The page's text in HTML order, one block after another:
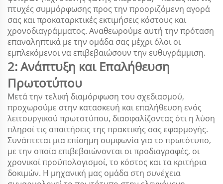
πτυχές συμμόρφωσης προς την προοριζόμενη αγορά
σας και προκαταρκτικές εκτιμήσεις κόστους και
χρονοδιαγράμματος. Αναθεωρούμε αυτή την πρόταση
επαναληπτικά με την ομάδα σας μέχρι όλοι οι
εμπλεκόμενοι να επιβεβαιώσουν την ευθυγράμμιση.
2: Ανάπτυξη και Επαλήθευση
Πρωτοτύπου
Μετά την τελική διαμόρφωση του σχεδιασμού,
προχωρούμε στην κατασκευή και επαλήθευση ενός
λειτουργικού πρωτοτύπου, διασφαλίζοντας ότι η λύση
πληροί τις απαιτήσεις της πρακτικής σας εφαρμογής.
Συνάπτεται μια επίσημη συμφωνία για το πρωτότυπο,
με την οποία επιβεβαιώνονται οι προδιαγραφές, οι
χρονικοί προϋπολογισμοί, το κόστος και τα κριτήρια
δοκιμών. Η μηχανική μας ομάδα στη συνέχεια